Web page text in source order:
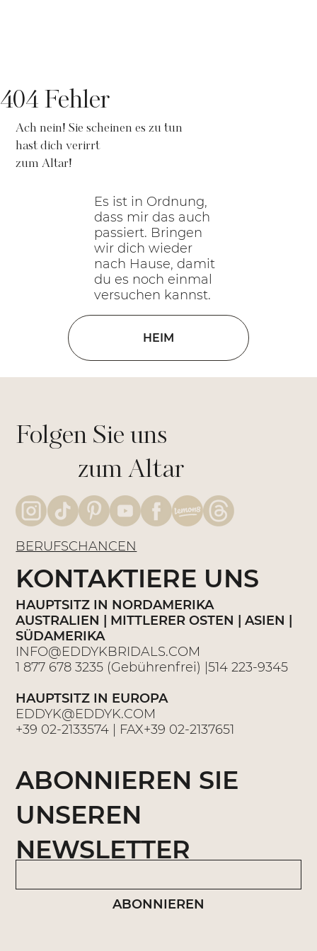
HEIM
Ach nein! Sie scheinen es zu tun
hast dich verirrt
zum Altar!
404 Fehler
Es ist in Ordnung,
dass mir das auch
passiert. Bringen
wir dich wieder
nach Hause, damit
du es noch einmal
versuchen kannst.
Folgen Sie uns
zum Altar
HAUPTSITZ IN NORDAMERIKA
AUSTRALIEN | MITTLERER OSTEN | ASIEN |
SÜDAMERIKA
INFO@EDDYKBRIDALS.COM
1 877 678 3235 (Gebührenfrei) |514 223-9345
HAUPTSITZ IN EUROPA
EDDYK@EDDYK.COM
+39 02-2133574 | FAX+39 02-2137651
KONTAKTIERE UNS
ABONNIEREN
ABONNIEREN SIE
UNSEREN
NEWSLETTER
BERUFSCHANCEN